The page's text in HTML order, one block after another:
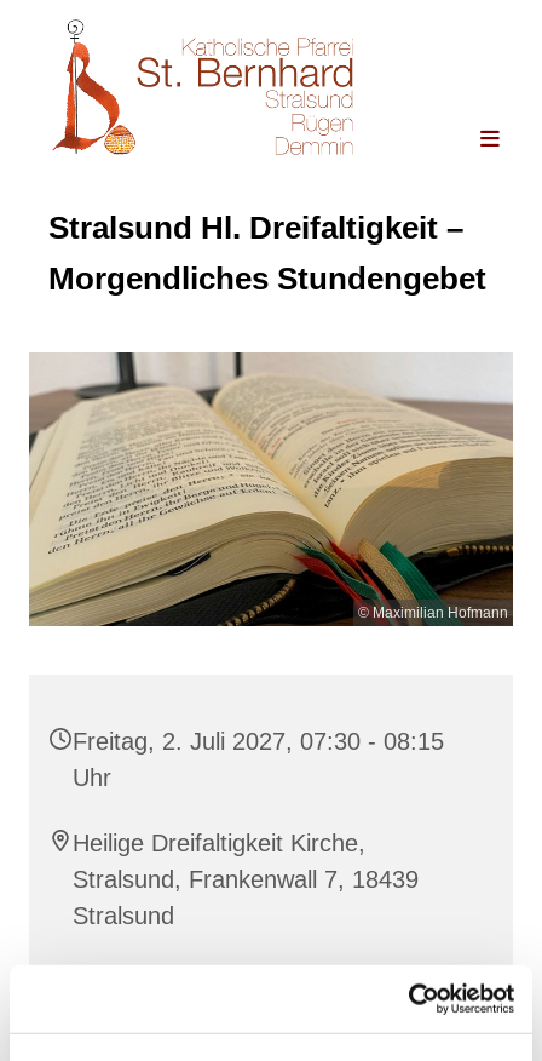
Stralsund Hl. Dreifaltigkeit –
Morgendliches Stundengebet
© Maximilian Hofmann
Freitag, 2. Juli 2027, 07:30 - 08:15
Uhr
Heilige Dreifaltigkeit Kirche,
Stralsund, Frankenwall 7, 18439
Stralsund